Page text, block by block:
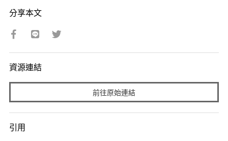
分享本文
資源連結
前往原始連結
引用